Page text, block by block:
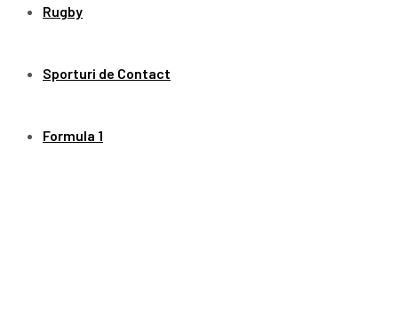
Rugby
Sporturi de Contact
Formula 1